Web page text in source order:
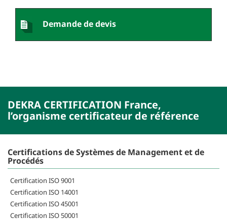
Demande de devis
DEKRA CERTIFICATION France,
l’organisme certificateur de référence
Certifications de Systèmes de Management et de
Procédés
Certification ISO 9001
Certification ISO 14001
Certification ISO 45001
Certification ISO 50001